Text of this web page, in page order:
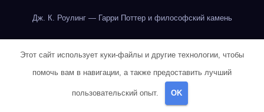
Дж. К. Роулинг — Гарри Поттер и философский камень
Дж. К. Роулинг — Гарри Поттер и философский камень
Дж. Р. Р. Толкин — Властелин колец
Этот сайт использует куки-файлы и другие технологии, чтобы
помочь вам в навигации, а также предоставить лучший
пользовательский опыт. OK